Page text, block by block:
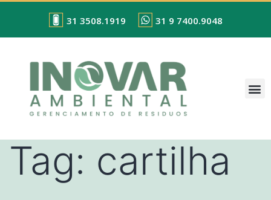
31 3508.1919 31 9 7400.9048
Tag: cartilha